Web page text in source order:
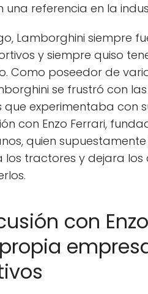
una referencia en la
Lamborghini siempre
y siempre quiso
Como poseedor de
se frustró con
experimentaba con
con Enzo Ferrari,
quien
tractores y dejara los
con